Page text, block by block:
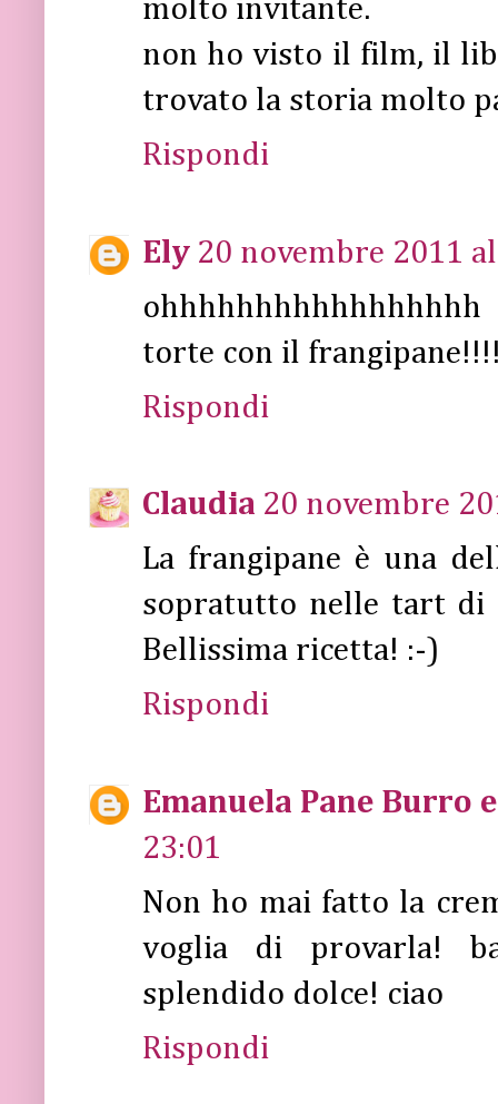
molto invitante.
non ho visto il film, il
trovato la storia molto
Rispondi
Ely 20 novembre 2011
ohhhhhhhhhhhhhhhhh
torte con il
Rispondi
Claudia 20 novembre
La frangipane è una
sopratutto nelle tart di
Bellissima ricetta! :-)
Rispondi
Emanuela Pane Burro
23:01
Non ho mai fatto la
voglia di provarla!
splendido dolce! ciao
Rispondi